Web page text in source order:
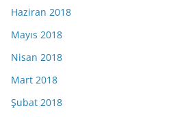
Haziran 2018
Mayıs 2018
Nisan 2018
Mart 2018
Şubat 2018